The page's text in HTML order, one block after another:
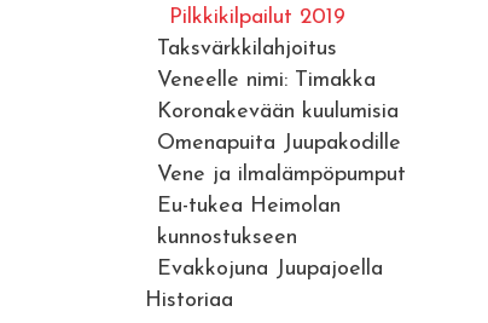
Pilkkikilpailut 2019
Taksvärkkilahjoitus
Veneelle nimi: Timakka
Koronakevään kuulumisia
Omenapuita Juupakodille
Vene ja ilmalämpöpumput
Eu-tukea Heimolan
kunnostukseen
Evakkojuna Juupajoella
Historiaa